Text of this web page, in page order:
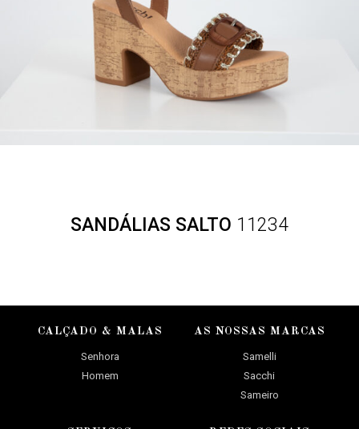
SANDÁLIAS SALTO 11234
CALÇADO & MALAS
Senhora
Homem
AS NOSSAS MARCAS
Samelli
Sacchi
Sameiro